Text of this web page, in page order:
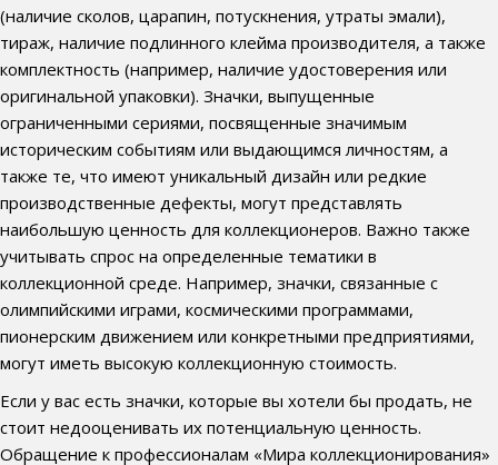
(наличие сколов, царапин, потускнения, утраты эмали),
тираж, наличие подлинного клейма производителя, а также
комплектность (например, наличие удостоверения или
оригинальной упаковки). Значки, выпущенные
ограниченными сериями, посвященные значимым
историческим событиям или выдающимся личностям, а
также те, что имеют уникальный дизайн или редкие
производственные дефекты, могут представлять
наибольшую ценность для коллекционеров. Важно также
учитывать спрос на определенные тематики в
коллекционной среде. Например, значки, связанные с
олимпийскими играми, космическими программами,
пионерским движением или конкретными предприятиями,
могут иметь высокую коллекционную стоимость.
Если у вас есть значки, которые вы хотели бы продать, не
стоит недооценивать их потенциальную ценность.
Обращение к профессионалам «Мира коллекционирования»